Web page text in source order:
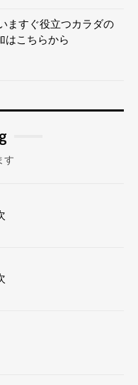
ますぐ役立つカラダの
はこちらから
す